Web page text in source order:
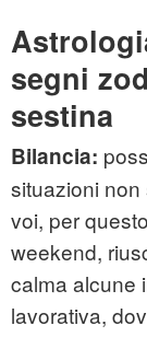
segni
sestina
Bilancia:
situazioni
voi, per
weekend,
calma alcune
lavorativa,